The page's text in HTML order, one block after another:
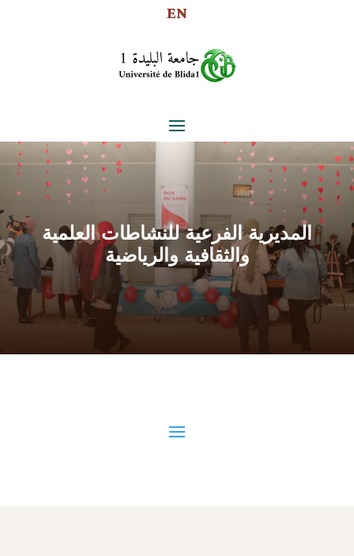
EN
المديرية الفرعية للنشاطات العلمية
والثقافية والرياضية